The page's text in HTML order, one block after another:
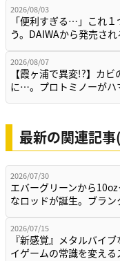
2026/08/03
「便利すぎる…」これ
う。DAIWAから発売さ
2026/08/07
【霞ヶ浦で異変!?】カ
に…。プロトミノーが
最新の関連記
2026/07/30
エバーグリーンから
なロッドが誕生。ブラ
2026/07/15
『新感覚』メタルバイ
イゲームの常識を変え